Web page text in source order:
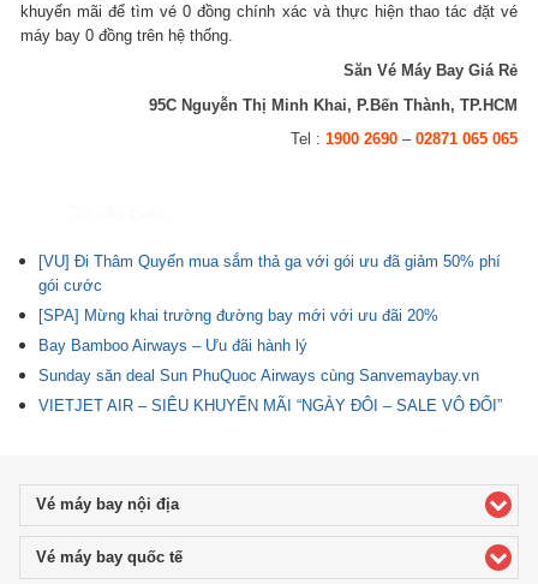
khuyến mãi để tìm vé 0 đồng chính xác và thực hiện thao tác đặt vé
máy bay 0 đồng trên hệ thống.
Săn Vé Máy Bay Giá Rẻ
95C Nguyễn Thị Minh Khai, P.Bến Thành, TP.HCM
Tel : 1900 2690– 02871 065 065
[VU] Đi Thâm Quyến mua sắm thả ga với gói ưu đã giảm 50% phí
gói cước
[SPA] Mừng khai trường đường bay mới với ưu đãi 20%
Bay Bamboo Airways – Ưu đãi hành lý
Sunday săn deal Sun PhuQuoc Airways cùng Sanvemaybay.vn
VIETJET AIR – SIÊU KHUYẾN MÃI “NGÀY ĐÔI – SALE VÔ ĐỐI”
Vé máy bay nội địaclick to expand contents
Vé máy bay quốc tếclick to expand contents